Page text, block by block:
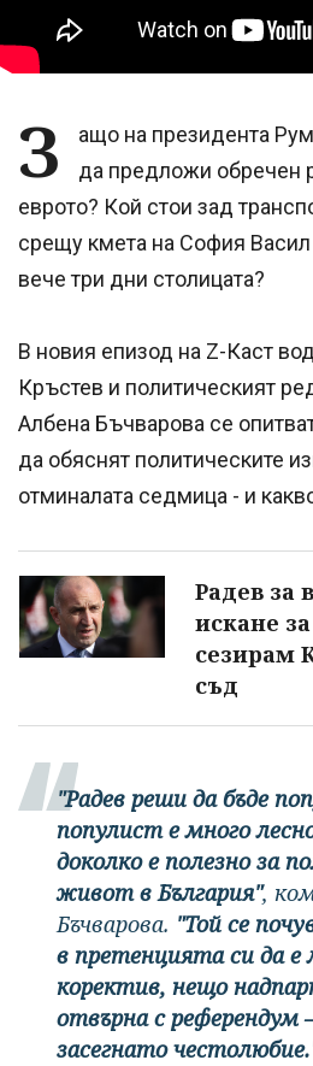
З
ащо на президента
да предложи обречен
еврото? Кой стои зад
срещу кмета на София
вече три дни столицата?
В новия епизод на Z-Каст
Кръстев и политическият
Албена Бъчварова се
да обяснят политическите
отминалата седмица - и
Радев за
искане
сезирам
съд
"Радев реши да бъде
популист е много
доколко е полезно за
живот в България",
Бъчварова. "Той се
в претенцията си да е
коректив, нещо
отвърна с референдум
засегнато